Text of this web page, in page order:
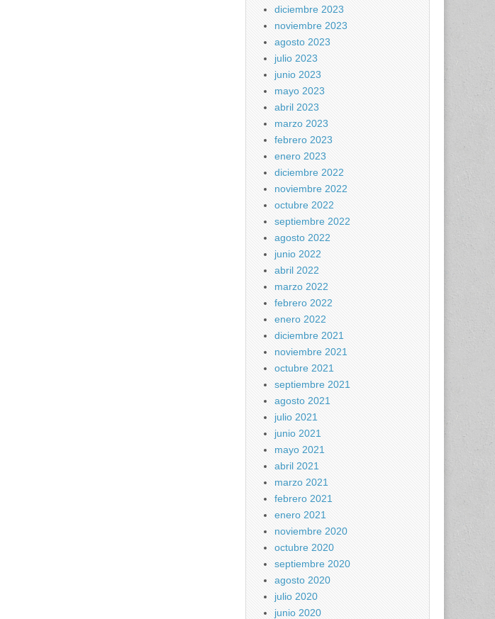
diciembre 2023
noviembre 2023
agosto 2023
julio 2023
junio 2023
mayo 2023
abril 2023
marzo 2023
febrero 2023
enero 2023
diciembre 2022
noviembre 2022
octubre 2022
septiembre 2022
agosto 2022
junio 2022
abril 2022
marzo 2022
febrero 2022
enero 2022
diciembre 2021
noviembre 2021
octubre 2021
septiembre 2021
agosto 2021
julio 2021
junio 2021
mayo 2021
abril 2021
marzo 2021
febrero 2021
enero 2021
noviembre 2020
octubre 2020
septiembre 2020
agosto 2020
julio 2020
junio 2020